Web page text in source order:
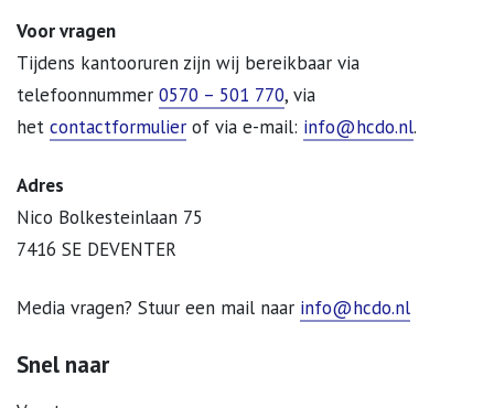
Voor vragen
Tijdens kantooruren zijn wij bereikbaar via
telefoonnummer 0570 – 501 770, via
het contactformulier of via e-mail: info@hcdo.nl.
Adres
Nico Bolkesteinlaan 75
7416 SE DEVENTER
Media vragen? Stuur een mail naar info@hcdo.nl
Snel naar